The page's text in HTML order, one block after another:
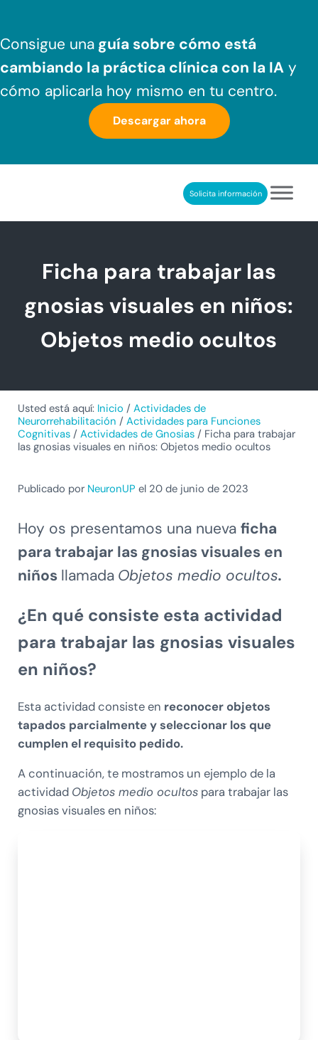
Consigue una guía sobre cómo está
cambiando la práctica clínica con la IA y
cómo aplicarla hoy mismo en tu centro.
Descargar ahora
REHABILITACIÓN COGNITIVA PROFESIONALSolicita información
Ficha para trabajar las
gnosias visuales en niños:
Objetos medio ocultos
Usted está aquí: Inicio / Actividades de
Neurorrehabilitación / Actividades para Funciones
Cognitivas / Actividades de Gnosias / Ficha para trabajar
las gnosias visuales en niños: Objetos medio ocultos
Publicado por NeuronUP el 20 de junio de 2023
Hoy os presentamos una nueva ficha
para trabajar las gnosias visuales en
niños llamada Objetos medio ocultos.
¿En qué consiste esta actividad
para trabajar las gnosias visuales
en niños?
Esta actividad consiste en reconocer objetos
tapados parcialmente y seleccionar los que
cumplen el requisito pedido.
A continuación, te mostramos un ejemplo de la
actividad Objetos medio ocultospara trabajar las
gnosias visuales en niños: